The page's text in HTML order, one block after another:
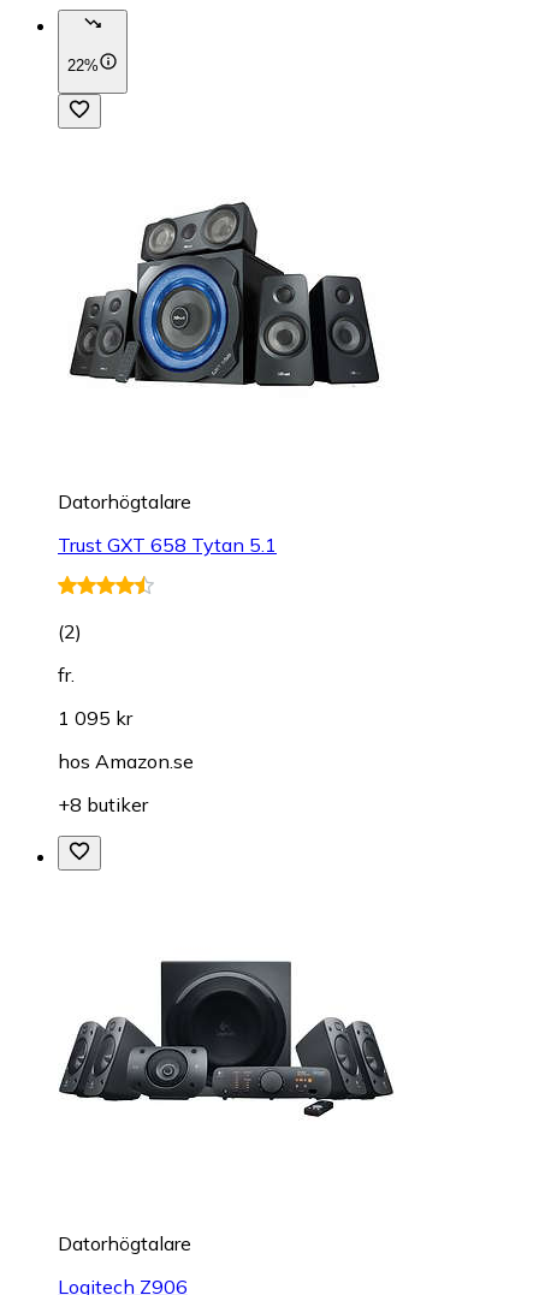
22%
Datorhögtalare
Trust GXT 658 Tytan 5.1
(2)
fr.
1 095 kr
hos Amazon.se
+8 butiker
Datorhögtalare
Logitech Z906